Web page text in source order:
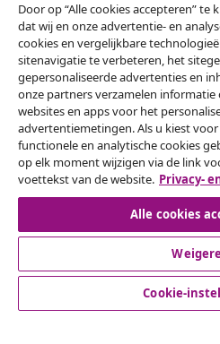
Klantenservice
Zakelijk
vidaXL
Ontdek meer
© 2008-2026 vidaXL
Door op “Alle cookies accepteren”
dat wij en onze advertentie- en
cookies en vergelijkbare
sitenavigatie te verbeteren, het
gepersonaliseerde advertenties en
onze partners verzamelen
websites en apps voor het
advertentiemetingen. Als u kiest voor
functionele en analytische cookies
op elk moment wijzigen via de link
voettekst van de website. Privacy-
Alle cookies
Cookie-